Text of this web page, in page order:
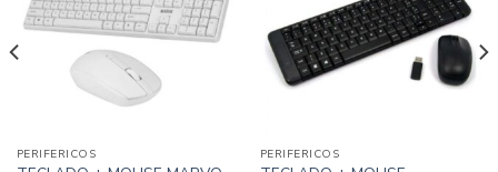
PERIFERICOS PERIFERICOS